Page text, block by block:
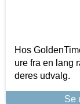
Hos
ure fra en lang
deres udvalg.
Se